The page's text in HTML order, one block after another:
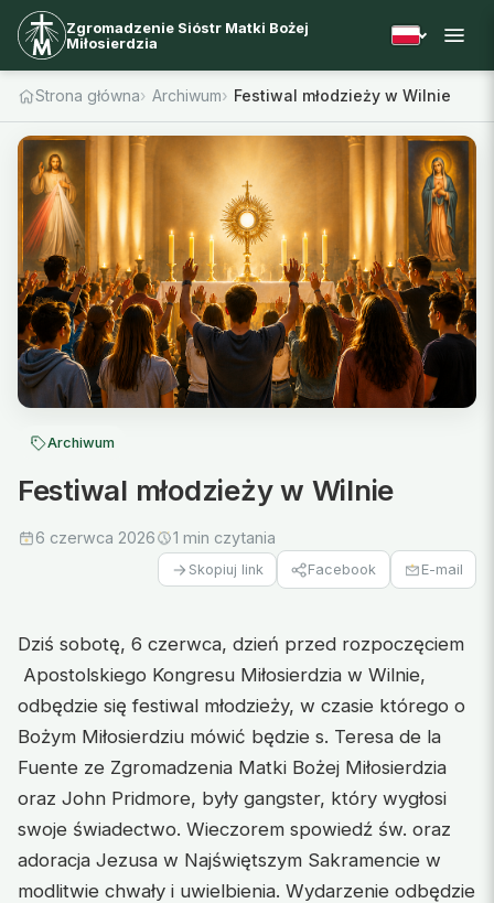
Zgromadzenie Sióstr Matki Bożej
Miłosierdzia
Strona główna Archiwum Festiwal młodzieży w Wilnie
Archiwum
Festiwal młodzieży w Wilnie
6 czerwca 2026 1 min czytania
Skopiuj link Facebook E-mail
Dziś sobotę, 6 czerwca, dzień przed rozpoczęciem
Apostolskiego Kongresu Miłosierdzia w Wilnie,
odbędzie się festiwal młodzieży, w czasie którego o
Bożym Miłosierdziu mówić będzie s. Teresa de la
Fuente ze Zgromadzenia Matki Bożej Miłosierdzia
oraz John Pridmore, były gangster, który wygłosi
swoje świadectwo. Wieczorem spowiedź św. oraz
adoracja Jezusa w Najświętszym Sakramencie w
modlitwie chwały i uwielbienia. Wydarzenie odbędzie